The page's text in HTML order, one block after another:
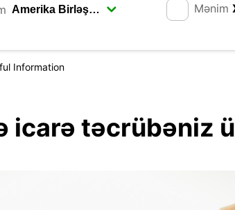
Mənim
Information
icarə təcrübəniz